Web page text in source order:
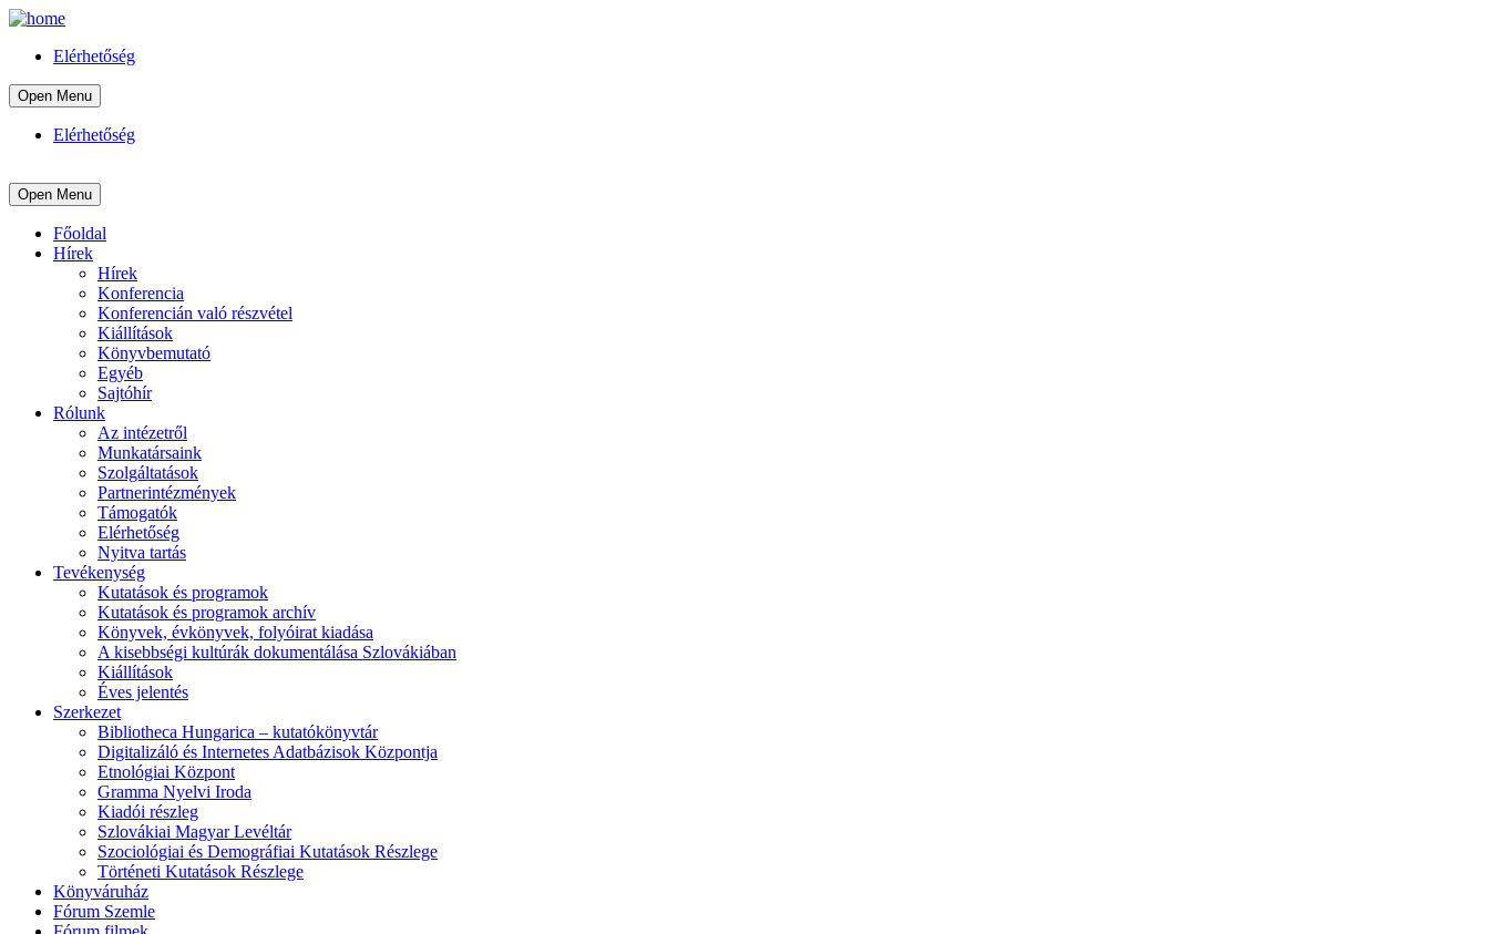
Elérhetőség
Open Menu
Elérhetőség
Open Menu
Főoldal
Hírek
Hírek
Konferencia
Konferencián való részvétel
Kiállítások
Könyvbemutató
Egyéb
Sajtóhír
Rólunk
Az intézetről
Munkatársaink
Szolgáltatások
Partnerintézmények
Támogatók
Elérhetőség
Nyitva tartás
Tevékenység
Kutatások és programok
Kutatások és programok archív
Könyvek, évkönyvek, folyóirat kiadása
A kisebbségi kultúrák dokumentálása Szlovákiában
Kiállítások
Éves jelentés
Szerkezet
Bibliotheca Hungarica – kutatókönyvtár
Digitalizáló és Internetes Adatbázisok Központja
Etnológiai Központ
Gramma Nyelvi Iroda
Kiadói részleg
Szlovákiai Magyar Levéltár
Szociológiai és Demográfiai Kutatások Részlege
Történeti Kutatások Részlege
Könyváruház
Fórum Szemle